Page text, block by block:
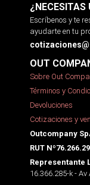
Escríbenos y te
ayudarte en tu
OUT
Sobre Out
Términos y
Devoluciones
Cotizaciones y
Outcompany
RUT
Representante
16.366.285-k -